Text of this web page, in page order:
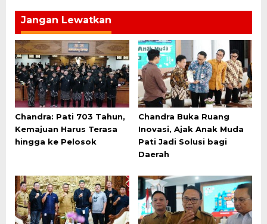
Jangan Lewatkan
Chandra: Pati 703 Tahun,
Kemajuan Harus Terasa
hingga ke Pelosok
Chandra Buka Ruang
Inovasi, Ajak Anak Muda
Pati Jadi Solusi bagi
Daerah